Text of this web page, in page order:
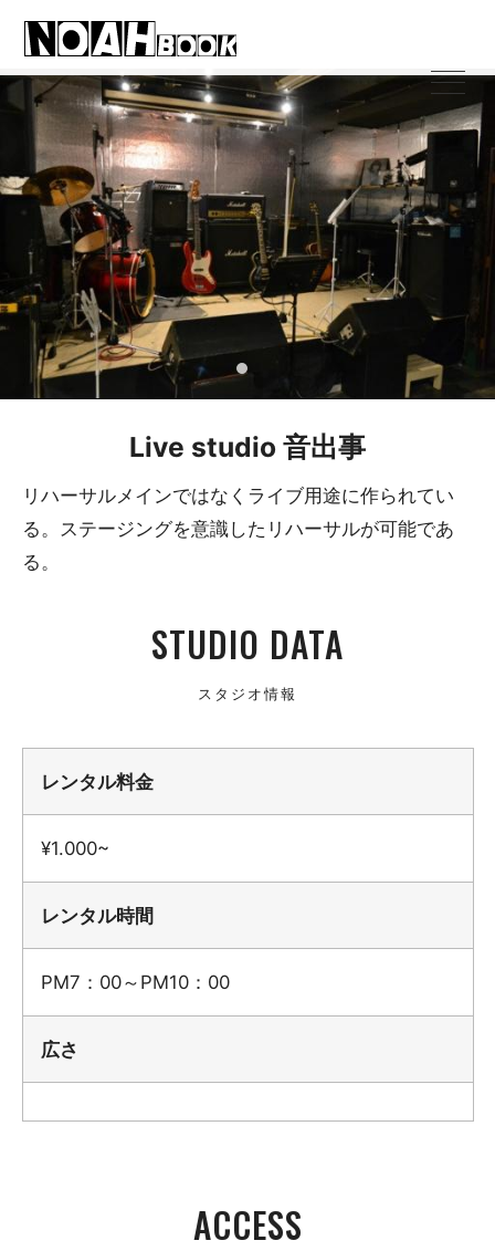
Live studio 音出事
リハーサルメインではなくライブ用途に作られてい
る。ステージングを意識したリハーサルが可能であ
る。
STUDIO DATA
スタジオ情報
レンタル料金
¥1.000~
レンタル時間
PM7：00～PM10：00
広さ
ACCESS